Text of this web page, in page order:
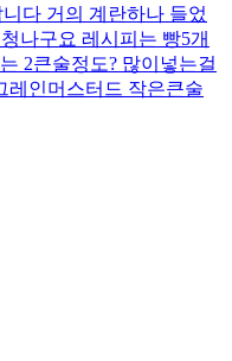
다 거의 계란하나 들었
나구요 레시피는 빵5개
2큰술정도? 많이넣는걸
레인머스터드 작은큰술